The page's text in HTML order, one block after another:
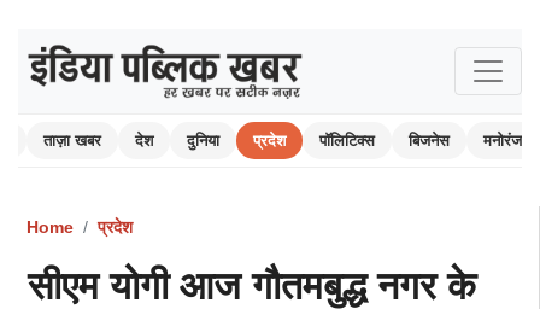
ताज़ा खबर देश दुनिया प्रदेश पॉलिटिक्स बिजनेस मनोरंजन
Home प्रदेश
सीएम योगी आज गौतमबुद्ध नगर के